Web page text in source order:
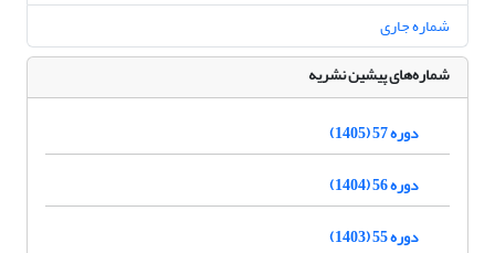
شماره جاری
شماره‌های پیشین نشریه
دوره 57 (1405)
دوره 56 (1404)
دوره 55 (1403)